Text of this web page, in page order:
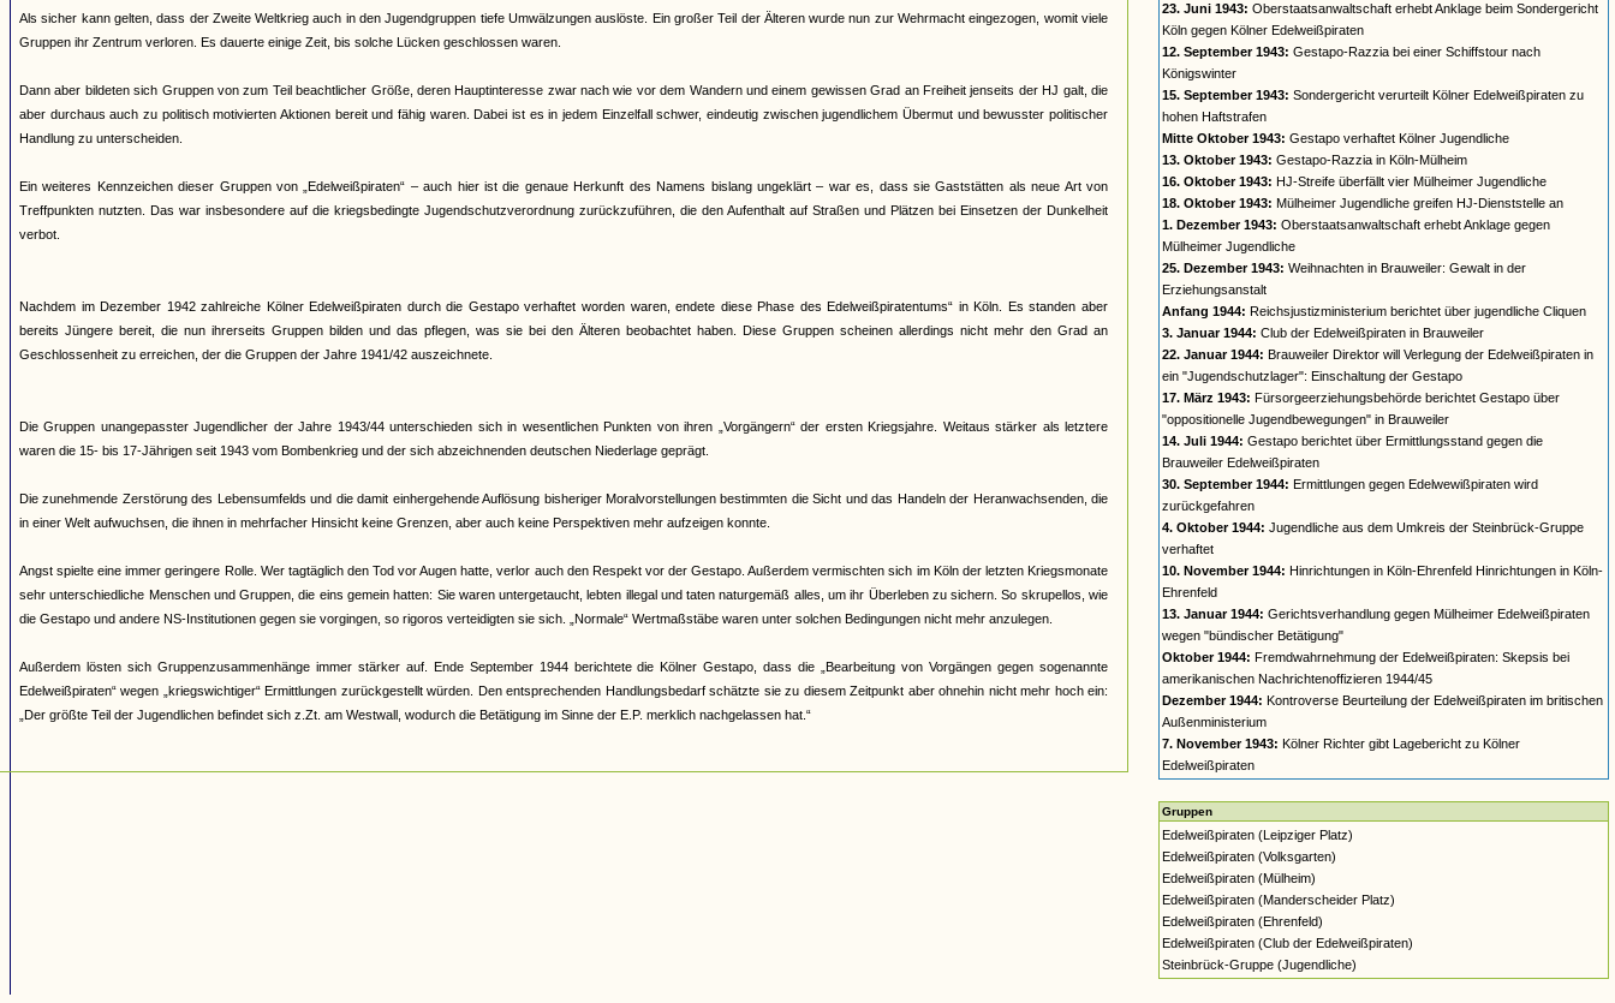
Als sicher kann gelten, dass der Zweite Weltkrieg auch in den Jugendgruppen tiefe Umwälzungen auslöste. Ein großer Teil der Älteren wurde nun zur Wehrmacht eingezogen, womit viele
Gruppen ihr Zentrum verloren. Es dauerte einige Zeit, bis solche Lücken geschlossen waren.
Dann aber bildeten sich Gruppen von zum Teil beachtlicher Größe, deren Hauptinteresse zwar nach wie vor dem Wandern und einem gewissen Grad an Freiheit jenseits der HJ galt, die
aber durchaus auch zu politisch motivierten Aktionen bereit und fähig waren. Dabei ist es in jedem Einzelfall schwer, eindeutig zwischen jugendlichem Übermut und bewusster politischer
Handlung zu unterscheiden.
Ein weiteres Kennzeichen dieser Gruppen von „Edelweißpiraten“ – auch hier ist die genaue Herkunft des Namens bislang ungeklärt – war es, dass sie Gaststätten als neue Art von
Treffpunkten nutzten. Das war insbesondere auf die kriegsbedingte Jugendschutzverordnung zurückzuführen, die den Aufenthalt auf Straßen und Plätzen bei Einsetzen der Dunkelheit
verbot.
Nachdem im Dezember 1942 zahlreiche Kölner Edelweißpiraten durch die Gestapo verhaftet worden waren, endete diese Phase des Edelweißpiratentums“ in Köln. Es standen aber
bereits Jüngere bereit, die nun ihrerseits Gruppen bilden und das pflegen, was sie bei den Älteren beobachtet haben. Diese Gruppen scheinen allerdings nicht mehr den Grad an
Geschlossenheit zu erreichen, der die Gruppen der Jahre 1941/42 auszeichnete.
Die Gruppen unangepasster Jugendlicher der Jahre 1943/44 unterschieden sich in wesentlichen Punkten von ihren „Vorgängern“ der ersten Kriegsjahre. Weitaus stärker als letztere
waren die 15- bis 17-Jährigen seit 1943 vom Bombenkrieg und der sich abzeichnenden deutschen Niederlage geprägt.
Die zunehmende Zerstörung des Lebensumfelds und die damit einhergehende Auflösung bisheriger Moralvorstellungen bestimmten die Sicht und das Handeln der Heranwachsenden, die
in einer Welt aufwuchsen, die ihnen in mehrfacher Hinsicht keine Grenzen, aber auch keine Perspektiven mehr aufzeigen konnte.
Angst spielte eine immer geringere Rolle. Wer tagtäglich den Tod vor Augen hatte, verlor auch den Respekt vor der Gestapo. Außerdem vermischten sich im Köln der letzten Kriegsmonate
sehr unterschiedliche Menschen und Gruppen, die eins gemein hatten: Sie waren untergetaucht, lebten illegal und taten naturgemäß alles, um ihr Überleben zu sichern. So skrupellos, wie
die Gestapo und andere NS-Institutionen gegen sie vorgingen, so rigoros verteidigten sie sich. „Normale“ Wertmaßstäbe waren unter solchen Bedingungen nicht mehr anzulegen.
Außerdem lösten sich Gruppenzusammenhänge immer stärker auf. Ende September 1944 berichtete die Kölner Gestapo, dass die „Bearbeitung von Vorgängen gegen sogenannte
Edelweißpiraten“ wegen „kriegswichtiger“ Ermittlungen zurückgestellt würden. Den entsprechenden Handlungsbedarf schätzte sie zu diesem Zeitpunkt aber ohnehin nicht mehr hoch ein:
„Der größte Teil der Jugendlichen befindet sich z.Zt. am Westwall, wodurch die Betätigung im Sinne der E.P. merklich nachgelassen hat.“
23. Juni 1943: Oberstaatsanwaltschaft erhebt Anklage beim Sondergericht
Köln gegen Kölner Edelweißpiraten
12. September 1943: Gestapo-Razzia bei einer Schiffstour nach
Königswinter
15. September 1943: Sondergericht verurteilt Kölner Edelweißpiraten zu
hohen Haftstrafen
Mitte Oktober 1943: Gestapo verhaftet Kölner Jugendliche
13. Oktober 1943: Gestapo-Razzia in Köln-Mülheim
16. Oktober 1943: HJ-Streife überfällt vier Mülheimer Jugendliche
18. Oktober 1943: Mülheimer Jugendliche greifen HJ-Dienststelle an
1. Dezember 1943: Oberstaatsanwaltschaft erhebt Anklage gegen
Mülheimer Jugendliche
25. Dezember 1943: Weihnachten in Brauweiler: Gewalt in der
Erziehungsanstalt
Anfang 1944: Reichsjustizministerium berichtet über jugendliche Cliquen
3. Januar 1944: Club der Edelweißpiraten in Brauweiler
22. Januar 1944: Brauweiler Direktor will Verlegung der Edelweißpiraten in
ein "Jugendschutzlager": Einschaltung der Gestapo
17. März 1943: Fürsorgeerziehungsbehörde berichtet Gestapo über
"oppositionelle Jugendbewegungen" in Brauweiler
14. Juli 1944: Gestapo berichtet über Ermittlungsstand gegen die
Brauweiler Edelweißpiraten
30. September 1944: Ermittlungen gegen Edelwewißpiraten wird
zurückgefahren
4. Oktober 1944: Jugendliche aus dem Umkreis der Steinbrück-Gruppe
verhaftet
10. November 1944: Hinrichtungen in Köln-Ehrenfeld Hinrichtungen in Köln-
Ehrenfeld
13. Januar 1944: Gerichtsverhandlung gegen Mülheimer Edelweißpiraten
wegen "bündischer Betätigung"
Oktober 1944: Fremdwahrnehmung der Edelweißpiraten: Skepsis bei
amerikanischen Nachrichtenoffizieren 1944/45
Dezember 1944: Kontroverse Beurteilung der Edelweißpiraten im britischen
Außenministerium
7. November 1943: Kölner Richter gibt Lagebericht zu Kölner
Edelweißpiraten
Gruppen
Edelweißpiraten (Leipziger Platz)
Edelweißpiraten (Volksgarten)
Edelweißpiraten (Mülheim)
Edelweißpiraten (Manderscheider Platz)
Edelweißpiraten (Ehrenfeld)
Edelweißpiraten (Club der Edelweißpiraten)
Steinbrück-Gruppe (Jugendliche)